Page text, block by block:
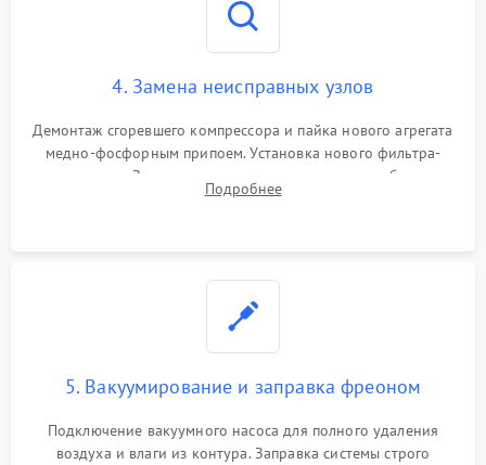
4. Замена неисправных узлов
Демонтаж сгоревшего компрессора и пайка нового агрегата
медно-фосфорным припоем. Установка нового фильтра-
осушителя. Замена изношенных вентиляторов обдува,
сломанных заслонок или поврежденных дверных петель.
Подробнее
5. Вакуумирование и заправка фреоном
Подключение вакуумного насоса для полного удаления
воздуха и влаги из контура. Заправка системы строго